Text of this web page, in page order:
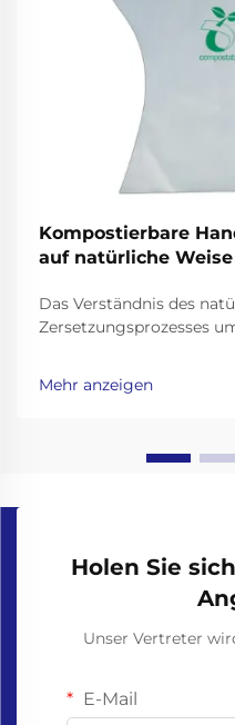
Kompostierbare
auf natürliche
Das Verständnis des
Zersetzungsprozesses
Bewusstsein weiterhin
der persönlichen
Mehr anzeigen
Holen Sie
Unser Vertreter
E-Mail